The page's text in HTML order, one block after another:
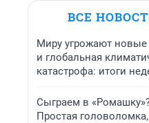
ВСЕ
Миру угрожают новые
и глобальная
катастрофа: итоги
Сыграем в
Простая головоломка,